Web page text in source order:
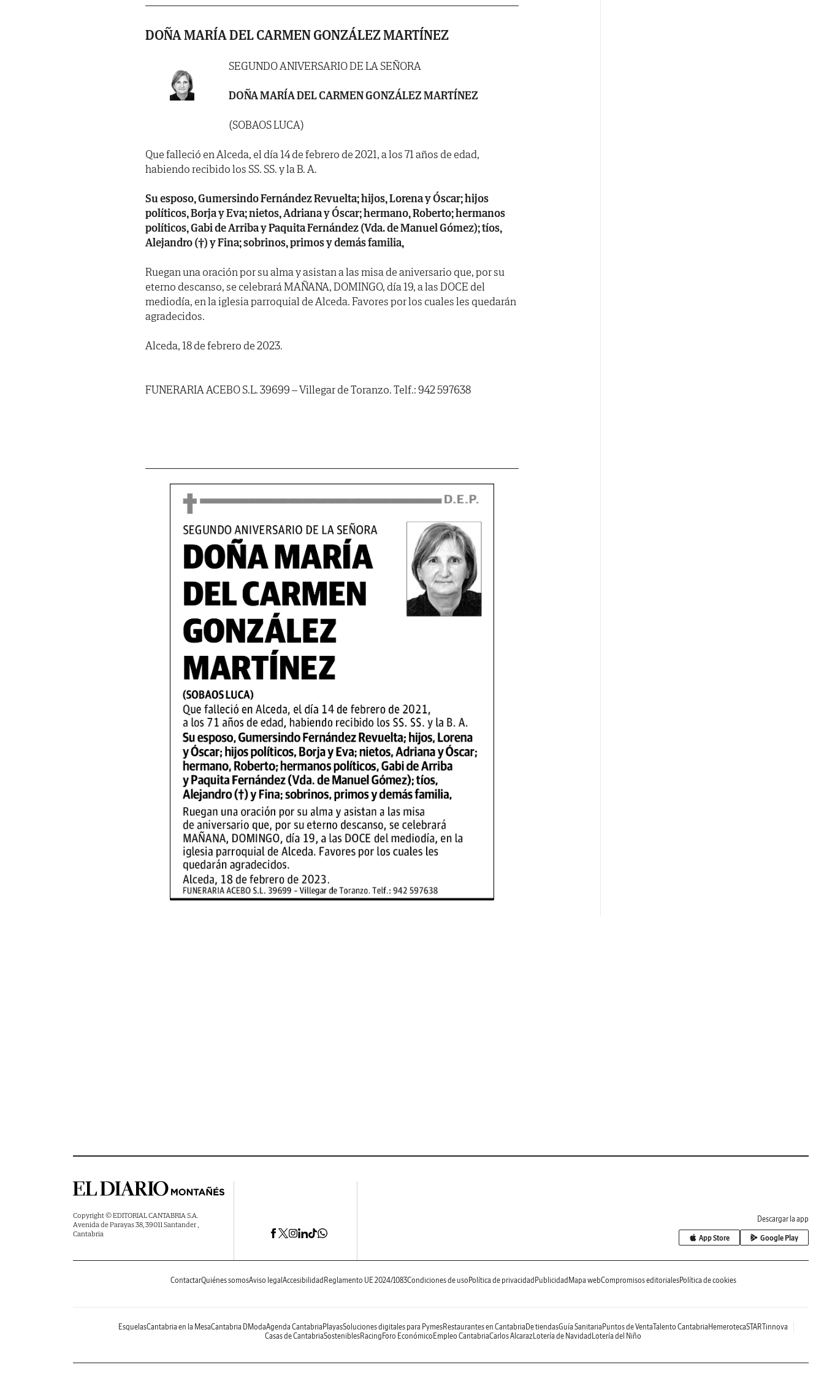
DOÑA MARÍA DEL CARMEN GONZÁLEZ MARTÍNEZ
SEGUNDO ANIVERSARIO DE LA SEÑORA
DOÑA MARÍA DEL CARMEN GONZÁLEZ MARTÍNEZ
(SOBAOS LUCA)
Que falleció en Alceda, el día 14 de febrero de 2021, a los 71 años de edad,
habiendo recibido los SS. SS. y la B. A.
Su esposo, Gumersindo Fernández Revuelta; hijos, Lorena y Óscar; hijos
políticos, Borja y Eva; nietos, Adriana y Óscar; hermano, Roberto; hermanos
políticos, Gabi de Arriba y Paquita Fernández (Vda. de Manuel Gómez); tíos,
Alejandro (†) y Fina; sobrinos, primos y demás familia,
Ruegan una oración por su alma y asistan a las misa de aniversario que, por su
eterno descanso, se celebrará MAÑANA, DOMINGO, día 19, a las DOCE del
mediodía, en la iglesia parroquial de Alceda. Favores por los cuales les quedarán
agradecidos.
Alceda, 18 de febrero de 2023.
FUNERARIA ACEBO S.L. 39699 – Villegar de Toranzo. Telf.: 942 597638
Copyright © EDITORIAL CANTABRIA S.A.
Avenida de Parayas 38, 39011 Santander ,
Cantabria
Descargar la app
App Store Google Play
ContactarQuiénes somosAviso legal Accesibilidad Reglamento UE 2024/1083Condiciones de uso Política de privacidad Publicidad Mapa webCompromisos editorialesPolítica de cookies
EsquelasCantabria en la MesaCantabria DModaAgenda Cantabria PlayasSoluciones digitales para PymesRestaurantes en Cantabria De tiendasGuía Sanitaria Puntos de VentaTalento Cantabria HemerotecaSTARTinnova
Casas de CantabriaSosteniblesRacing Foro Económico Empleo CantabriaCarlos AlcarazLotería de Navidad Lotería del Niño